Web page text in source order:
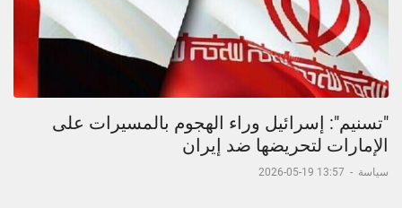
"تسنيم": إسرائيل وراء الهجوم بالمسيرات على
الإمارات لتحريضها ضد إيران
سياسة -
13:57 19-05-2026